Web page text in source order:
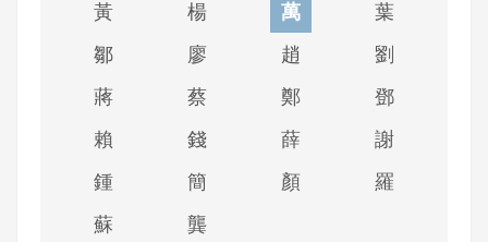
黃
楊 萬
葉
鄒
廖 趙
劉
蔣
蔡 鄭
鄧
賴
錢 薛
謝
鍾
簡 顏
羅
蘇
龔